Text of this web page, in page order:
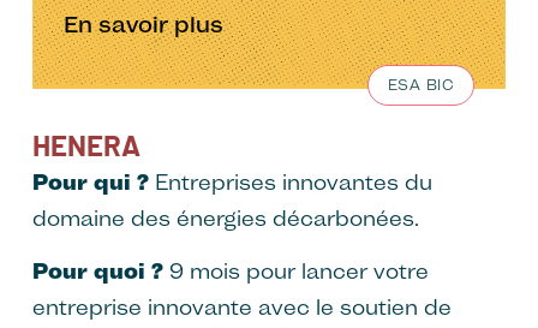
En savoir plus
ESA BIC
HENERA
Pour qui ? Entreprises innovantes du
domaine des énergies décarbonées.
Pour quoi ? 9 mois pour lancer votre
entreprise innovante avec le soutien de